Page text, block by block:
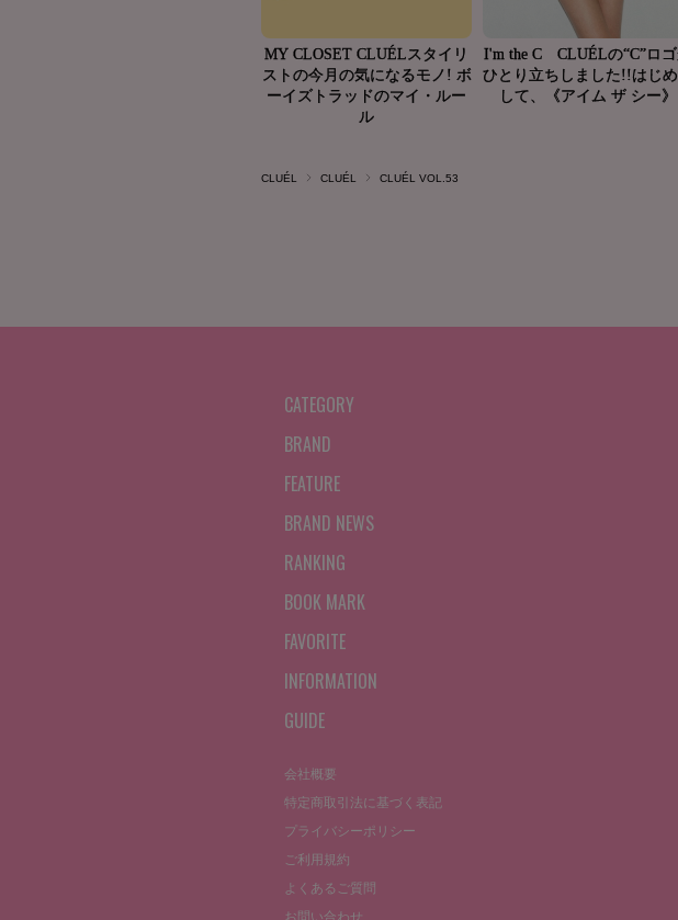
CLUÉL CLUÉL CLUÉL VOL.53
CATEGORY
BRAND
FEATURE
BRAND NEWS
RANKING
BOOK MARK
FAVORITE
INFORMATION
GUIDE
会社概要
特定商取引法に基づく表記
プライバシーポリシー
ご利用規約
よくあるご質問
お問い合わせ